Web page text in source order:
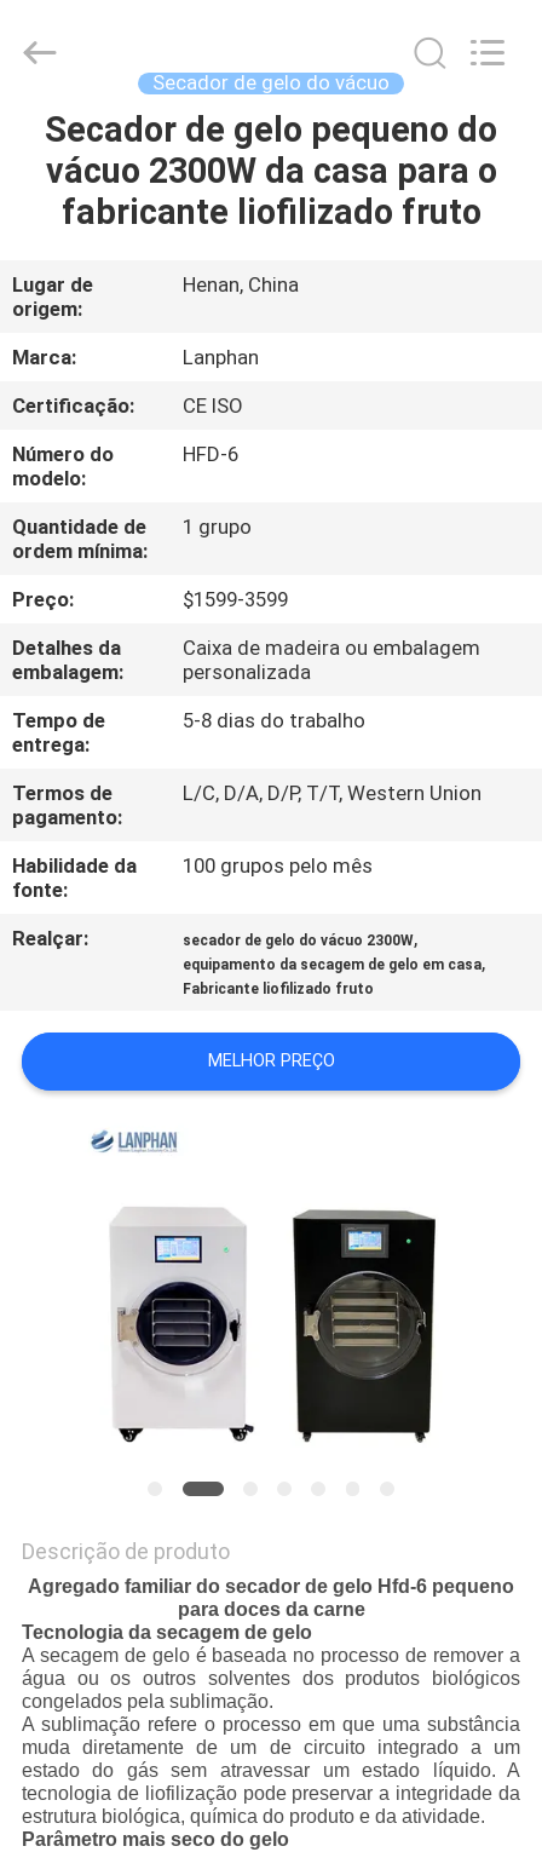
CASA
PRODUTOS
VÍDEOS
SOBRE
NÓS
EXCURSÃO
DA
FÁBRICA
CONTROLE
DA
QUALIDADE
CONTACTE-
NOS
UMAS
MAPA
POLÍTICA
PRIVACIDADE
Lanphan
Industry
Reserved.
Secador de gelo do vácuo
Secador de gelo pequeno do
vácuo 2300W da casa para o
fabricante liofilizado fruto
Lugar de
origem:
Henan, China
Marca:
Lanphan
Certificação:
CE ISO
Número do
modelo:
HFD-6
Quantidade de
ordem mínima:
1 grupo
Preço:
$1599-3599
Detalhes da
embalagem:
Caixa de madeira ou embalagem
personalizada
Tempo de
entrega:
5-8 dias do trabalho
Termos de
pagamento:
L/C, D/A, D/P, T/T, Western Union
Habilidade da
fonte:
100 grupos pelo mês
Realçar: secador de gelo do vácuo 2300W,
equipamento da secagem de gelo em casa,
Fabricante liofilizado fruto
MELHOR PREÇO
Descrição de produto
Agregado familiar do secador de gelo Hfd-6 pequeno
para doces da carne
Tecnologia da secagem de gelo
A secagem de gelo é baseada no processo de remover a
água ou os outros solventes dos produtos biológicos
congelados pela sublimação.
A sublimação refere o processo em que uma substância
muda diretamente de um de circuito integrado a um
estado do gás sem atravessar um estado líquido. A
tecnologia de liofilização pode preservar a integridade da
estrutura biológica, química do produto e da atividade.
Parâmetro mais seco do gelo